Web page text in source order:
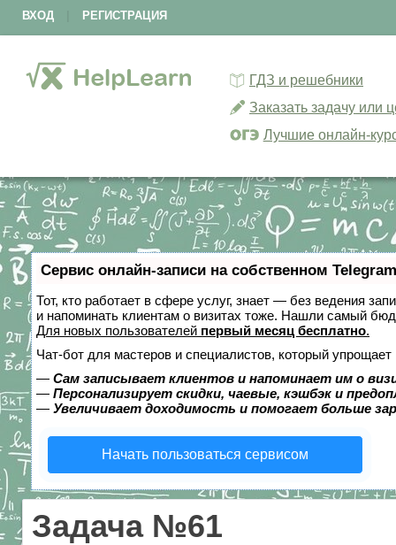
ВХОД РЕГИСТРАЦИЯ
ГДЗ и решебники
Заказать задачу или
Лучшие онлайн-
Сервис онлайн-записи на собственном
Тот, кто работает в сфере услуг, знает — без ведения
и напоминать клиентам о визитах тоже. Нашли самый
Для новых пользователей первый месяц бесплатно.
Чат-бот для мастеров и специалистов, который упрощает
— Сам записывает клиентов и напоминает им о
— Персонализирует скидки, чаевые, кэшбэк и
— Увеличивает доходимость и помогает больше
Начать пользоваться сервисом
Задача №61